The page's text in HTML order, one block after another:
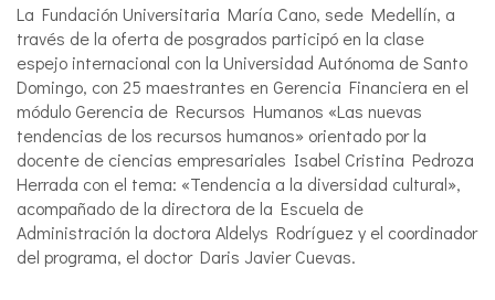
La Fundación Universitaria María Cano, sede Medellín, a
través de la oferta de posgrados participó en la clase
espejo internacional con la Universidad Autónoma de Santo
Domingo, con 25 maestrantes en Gerencia Financiera en el
módulo Gerencia de Recursos Humanos «Las nuevas
tendencias de los recursos humanos» orientado por la
docente de ciencias empresariales Isabel Cristina Pedroza
Herrada con el tema: «Tendencia a la diversidad cultural»,
acompañado de la directora de la Escuela de
Administración la doctora Aldelys Rodríguez y el coordinador
del programa, el doctor Daris Javier Cuevas.